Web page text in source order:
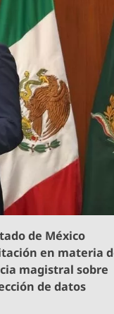
de México
en materia
magistral sobre
de datos